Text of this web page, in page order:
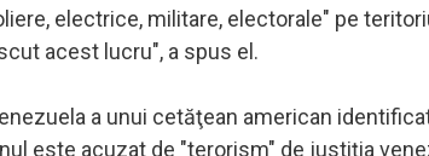
electrice, militare, electorale" pe
acest lucru", a spus el.
a unui cetăţean american
este acuzat de "terorism" de justiţia